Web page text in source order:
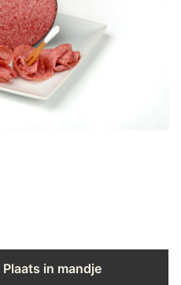
Plaats in mandje